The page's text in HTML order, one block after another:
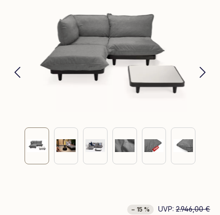
− 15 % UVP: 2.946,00 €